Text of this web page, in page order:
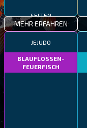
MEHR ERFAHREN
JEJUDO
BLAUFLOSSEN-
FEUERFISCH